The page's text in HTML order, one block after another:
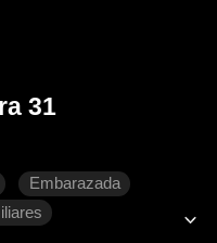
31
Embarazada